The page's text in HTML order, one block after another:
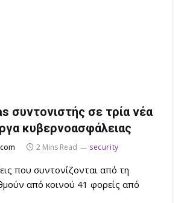
συντονιστής σε τρία νέα
κυβερνοασφάλειας
2 Mins Read security
που συντονίζονται από τη
από κοινού 41 φορείς από